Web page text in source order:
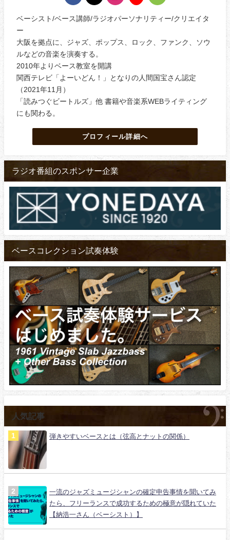
ベーシスト/ベース講師/ラジオパーソナリティー/クリエイタ
ー
大阪を拠点に、ジャズ、ポップス、ロック、ファンク、ソウ
ルなどの音楽を演奏する。
2010年よりベース教室を開講
関西テレビ「よーいどん！」となりの人間国宝さん認定
（2021年11月）
「読みつぐビートルズ」他 書籍や音楽系WEBライティング
にも関わる。
プロフィール詳細へ
ラジオ番組のスポンサー企業
ベースコレクション試奏体験
人気記事
弾きやすいベースとは（弦高とナットの関係）
一流のジャズミュージシャンの確定申告事情を聞いてみ
たら、フリーランスで成功するための極意が隠れていた
【納浩一さん（ベーシスト）】